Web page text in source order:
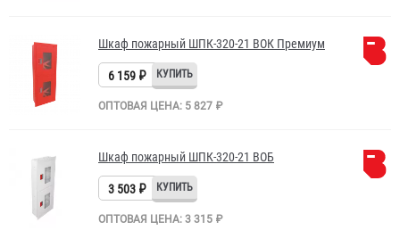
Шкаф пожарный ШПК-320-21 ВОК Премиум
6 159 ₽
ОПТОВАЯ ЦЕНА: 5 827 ₽
Шкаф пожарный ШПК-320-21 ВОБ
3 503 ₽
ОПТОВАЯ ЦЕНА: 3 315 ₽